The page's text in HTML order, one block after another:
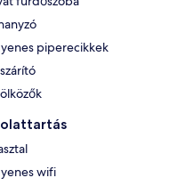
piperecikkek
wifi